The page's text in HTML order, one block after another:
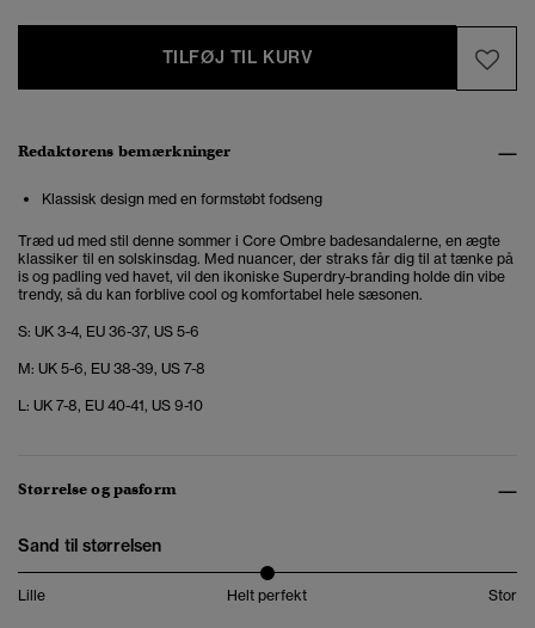
TILFØJ TIL KURV
Redaktørens bemærkninger
Klassisk design med en formstøbt fodseng
Træd ud med stil denne sommer i Core Ombre badesandalerne, en ægte
klassiker til en solskinsdag. Med nuancer, der straks får dig til at tænke på
is og padling ved havet, vil den ikoniske Superdry-branding holde din vibe
trendy, så du kan forblive cool og komfortabel hele sæsonen.
S: UK 3-4, EU 36-37, US 5-6
M: UK 5-6, EU 38-39, US 7-8
L: UK 7-8, EU 40-41, US 9-10
Størrelse og pasform
Sand til størrelsen
Lille Helt perfekt Stor